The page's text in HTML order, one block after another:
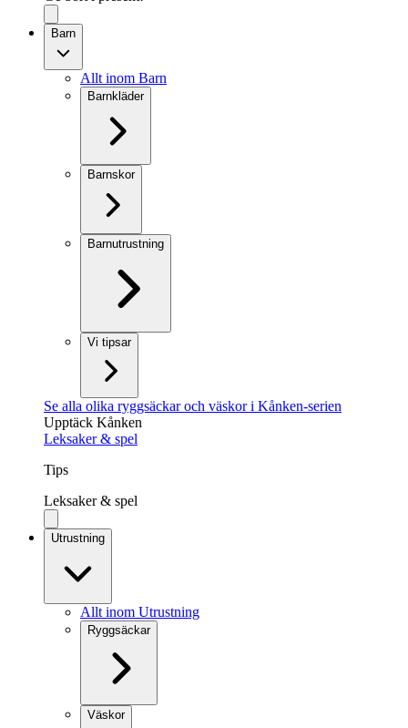
Barn
Allt inom Barn
Barnkläder
Barnskor
Barnutrustning
Vi tipsar
Se alla olika ryggsäckar och väskor i Kånken-serien
Upptäck Kånken
Leksaker & spel
Tips
Leksaker & spel
Utrustning
Allt inom Utrustning
Ryggsäckar
Väskor